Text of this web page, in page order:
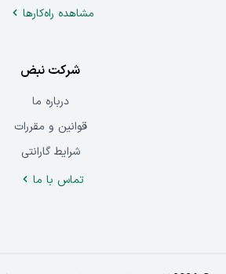
مشاهده راه‌کار‌ها
شرکت نبض
درباره‌ ما
قوانین و مقررات
شرایط گارانتی
تماس ‌با‌ ما